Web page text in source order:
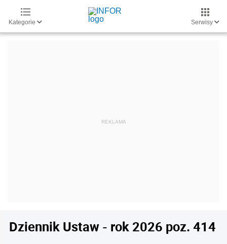
Kategorie Serwisy
Dziennik Ustaw - rok 2026 poz. 414